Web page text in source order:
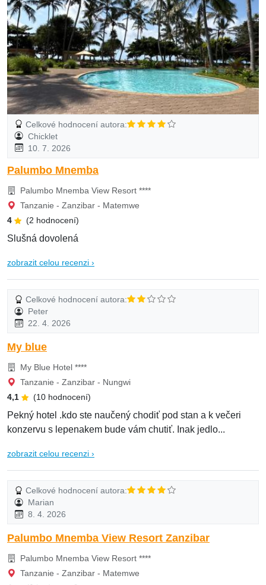
Celkové hodnocení autora:
Chicklet
10. 7. 2026
Palumbo Mnemba
Palumbo Mnemba View Resort ****
Tanzanie - Zanzibar - Matemwe
4
(2 hodnocení)
Slušná dovolená
zobrazit celou recenzi ›
Celkové hodnocení autora:
Peter
22. 4. 2026
My blue
My Blue Hotel ****
Tanzanie - Zanzibar - Nungwi
4,1
(10 hodnocení)
Pekný hotel .kdo ste naučený chodiť pod stan a k večeri
konzervu s lepenakem bude vám chutiť. Inak jedlo...
zobrazit celou recenzi ›
Celkové hodnocení autora:
Marian
8. 4. 2026
Palumbo Mnemba View Resort Zanzibar
Palumbo Mnemba View Resort ****
Tanzanie - Zanzibar - Matemwe